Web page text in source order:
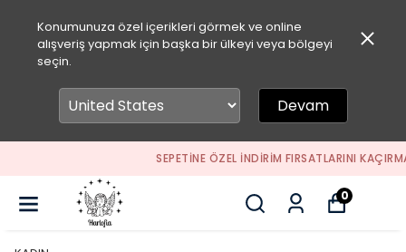
Konumunuza özel içerikleri görmek ve online
alışveriş yapmak için başka bir ülkeyi veya bölgeyi
seçin.
Devam
SEPETİNE ÖZEL İNDİRİM FIRSATLARINI KAÇIRMA
0